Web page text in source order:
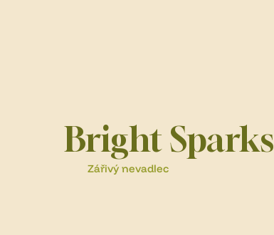
Bright Sparks
Zářivý nevadlec